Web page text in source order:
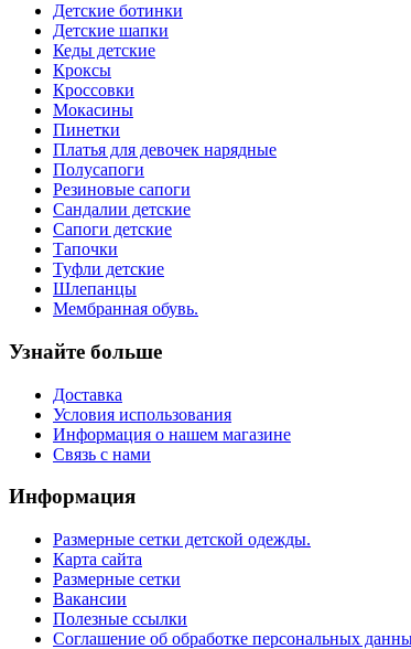
Детские ботинки
Детские шапки
Кеды детские
Кроксы
Кроссовки
Мокасины
Пинетки
Платья для девочек нарядные
Полусапоги
Резиновые сапоги
Сандалии детские
Сапоги детские
Тапочки
Туфли детские
Шлепанцы
Мембранная обувь.
Узнайте больше
Доставка
Условия использования
Информация о нашем магазине
Связь с нами
Информация
Размерные сетки детской одежды.
Карта сайта
Размерные сетки
Вакансии
Полезные ссылки
Соглашение об обработке персональных